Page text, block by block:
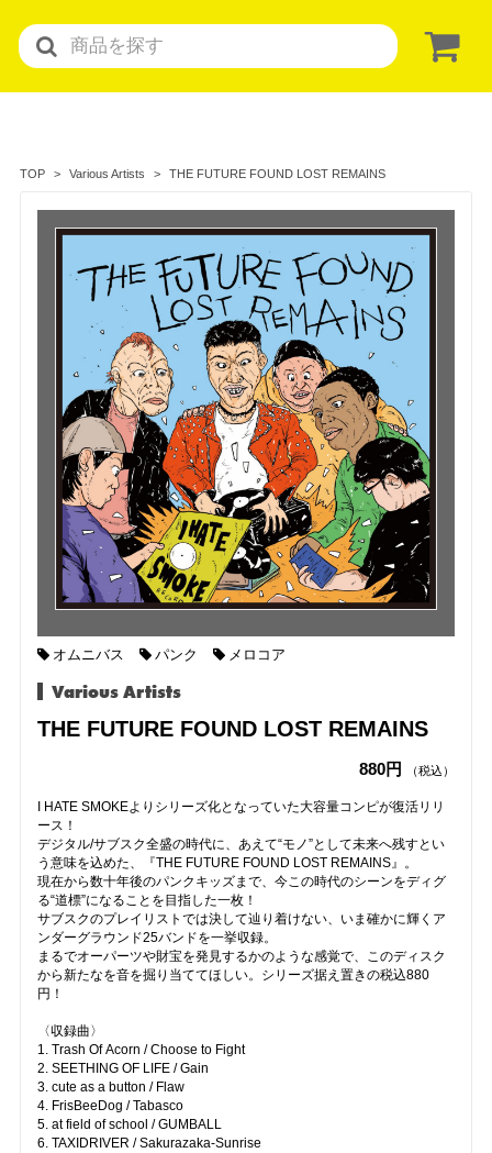
TOP Various Artists THE FUTURE FOUND LOST REMAINS
オムニバス パンク メロコア
Various Artists
THE FUTURE FOUND LOST REMAINS
880円 （税込）
I HATE SMOKEよりシリーズ化となっていた大容量コンピが復活リリ
ース！
デジタル/サブスク全盛の時代に、あえて“モノ”として未来へ残すとい
う意味を込めた、『THE FUTURE FOUND LOST REMAINS』。
現在から数十年後のパンクキッズまで、今この時代のシーンをディグ
る“道標”になることを目指した一枚！
サブスクのプレイリストでは決して辿り着けない、いま確かに輝くア
ンダーグラウンド25バンドを一挙収録。
まるでオーパーツや財宝を発見するかのような感覚で、このディスク
から新たなを音を掘り当ててほしい。シリーズ据え置きの税込880
円！
〈収録曲〉
1. Trash Of Acorn / Choose to Fight
2. SEETHING OF LIFE / Gain
3. cute as a button / Flaw
4. FrisBeeDog / Tabasco
5. at field of school / GUMBALL
6. TAXIDRIVER / Sakurazaka-Sunrise